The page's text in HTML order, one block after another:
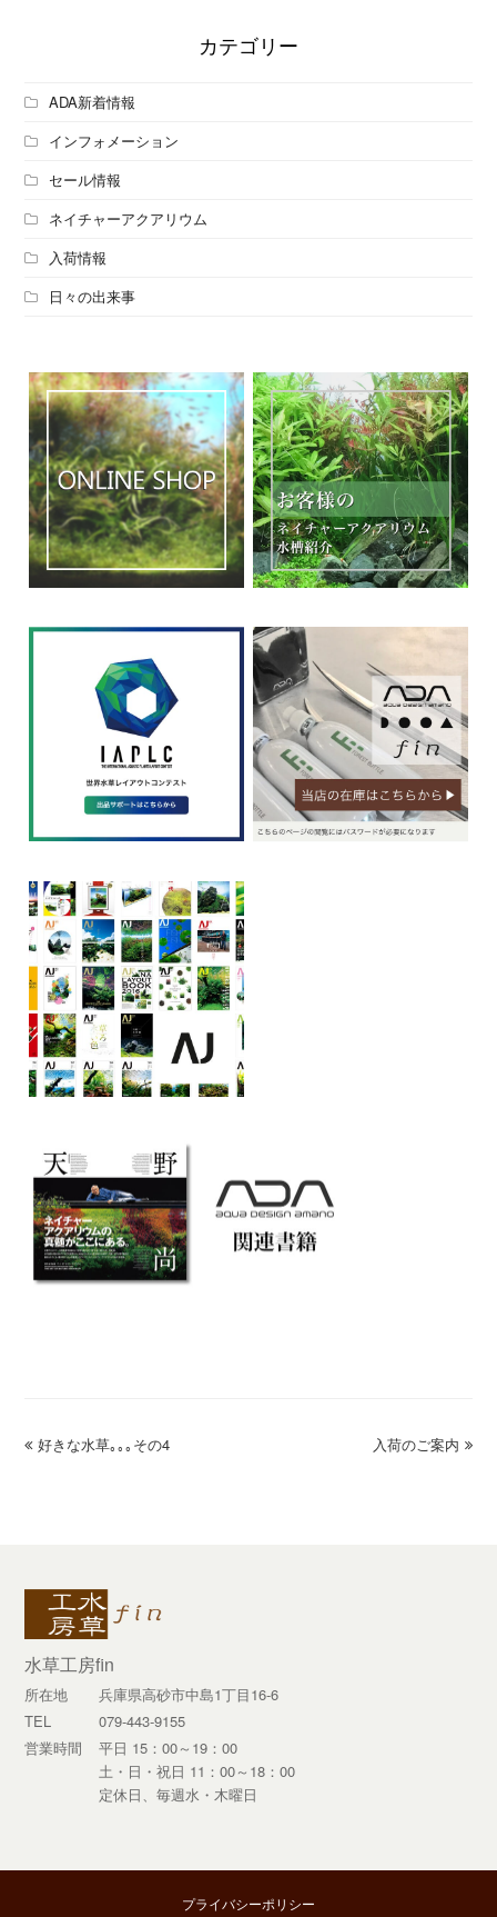
カテゴリー
ADA新着情報
インフォメーション
セール情報
ネイチャーアクアリウム
入荷情報
日々の出来事
previous
好きな水草｡｡｡その4
next
入荷のご案内
水草工房fin
所在地
兵庫県高砂市中島1丁目16-6
TEL
079-443-9155
営業時間
平日 15：00～19：00
土・日・祝日 11：00～18：00
定休日、毎週水・木曜日
プライバシーポリシー